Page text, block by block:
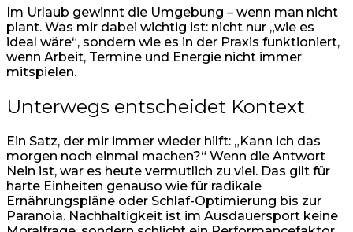
Im Urlaub gewinnt die Umgebung – wenn man nicht
plant. Was mir dabei wichtig ist: nicht nur „wie es
ideal wäre“, sondern wie es in der Praxis funktioniert,
wenn Arbeit, Termine und Energie nicht immer
mitspielen.
Unterwegs entscheidet Kontext
Ein Satz, der mir immer wieder hilft: „Kann ich das
morgen noch einmal machen?“ Wenn die Antwort
Nein ist, war es heute vermutlich zu viel. Das gilt für
harte Einheiten genauso wie für radikale
Ernährungspläne oder Schlaf-Optimierung bis zur
Paranoia. Nachhaltigkeit ist im Ausdauersport keine